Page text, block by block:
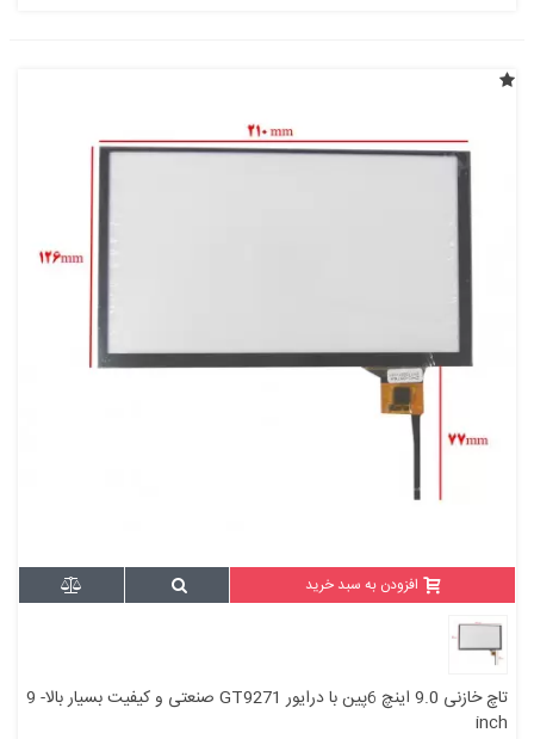
افزودن به سبد خرید
تاچ خازنی 9.0 اینچ 6پین با درایور GT9271 صنعتی و کیفیت بسیار بالا- 9
inch